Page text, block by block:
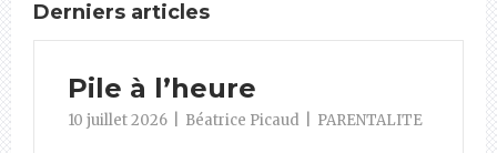
Derniers articles
Pile à l’heure
10 juillet 2026 Béatrice Picaud PARENTALITE